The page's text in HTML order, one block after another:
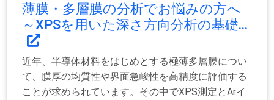
薄膜・多層膜の分析でお悩みの方へ
～XPSを用いた深さ方向分析の基礎...
近年、半導体材料をはじめとする極薄多層膜につい
て、膜厚の均質性や界面急峻性を高精度に評価する
ことが求められています。その中でXPS測定とArイ